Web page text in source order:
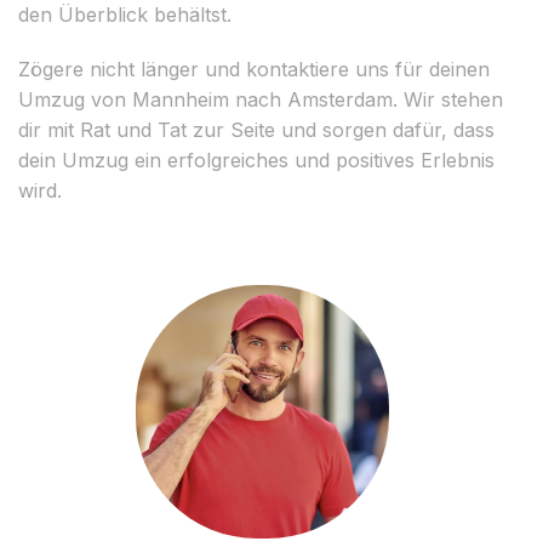
den Überblick behältst.
Zögere nicht länger und kontaktiere uns für deinen
Umzug von Mannheim nach Amsterdam. Wir stehen
dir mit Rat und Tat zur Seite und sorgen dafür, dass
dein Umzug ein erfolgreiches und positives Erlebnis
wird.